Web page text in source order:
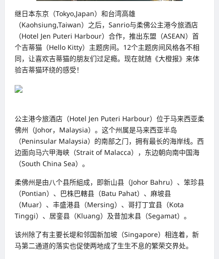
继日本东京（Tokyo,Japan）和台湾高雄
（Kaohsiung,Taiwan）之后，Sanrio与柔佛公主港今旅酒店
（Hotel Jen Puteri Harbour）合作，推出东盟（ASEAN）首
个吉蒂猫（Hello Kitty）主题房间。12个主题房间风格各不相
同，让喜欢吉蒂猫的朋友们过足瘾。现在就随《大橙报》来体
验吉蒂猫环绕的感受！
公主港今旅酒店（Hotel Jen Puteri Harbour）位于马来西亚柔
佛州（Johor，Malaysia）。这个州属是马来西亚半岛
（Peninsular Malaysia）的南部之门，拥有最长的海岸线。西
边面向马六甲海峡（Strait of Malacca），东边朝向南中国海
（South China Sea）。
柔佛州是由八个县所組成，即新山县（Johor Bahru）、笨珍县
（Pontian）、巴株巴轄县（Batu Pahat）、麻坡县
（Muar）、丰盛港县（Mersing）、哥打丁宜县（Kota
Tinggi）、居銮县（Kluang）及昔加末县（Segamat）。
该州除了有主要长堤和邻国新加坡（Singapore）相连着，新
马第二通道的落实也促使两地成了生生不息的繁荣交界处。